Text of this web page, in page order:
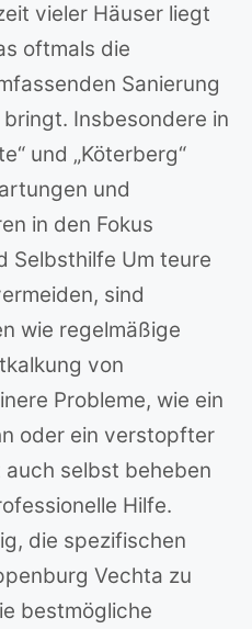
vieler Häuser liegt
oftmals die
Sanierung
Insbesondere in
und „Köterberg“
und
in den Fokus
Selbsthilfe Um teure
sind
wie regelmäßige
von
Probleme, wie ein
oder ein verstopfter
selbst beheben
Hilfe.
die spezifischen
Vechta zu
bestmögliche